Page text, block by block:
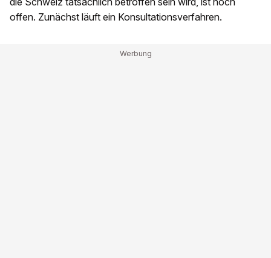
offen. Zunächst läuft ein Konsultationsverfahren.